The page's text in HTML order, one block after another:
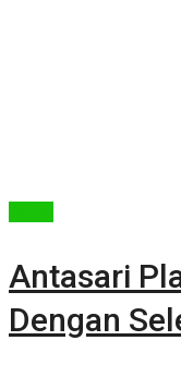
Antasari
Dengan